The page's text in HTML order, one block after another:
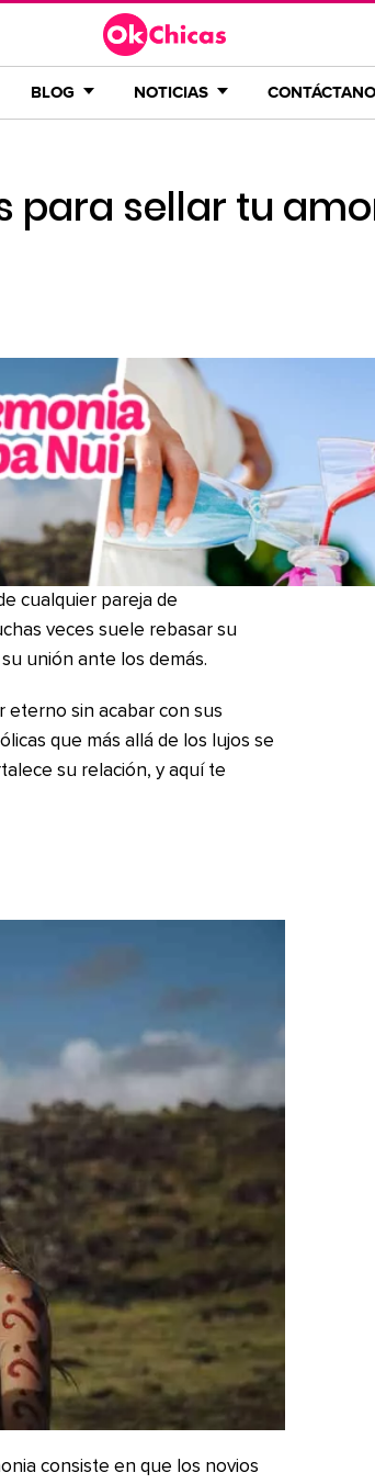
BLOG NOTICIAS
para sellar tu
cualquier pareja de
veces suele rebasar su
unión ante los demás.
eterno sin acabar con sus
que más allá de los lujos se
su relación, y aquí te
consiste en que los novios